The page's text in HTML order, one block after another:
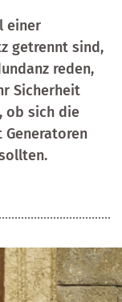
einer
getrennt sind,
reden,
Sicherheit
ob sich die